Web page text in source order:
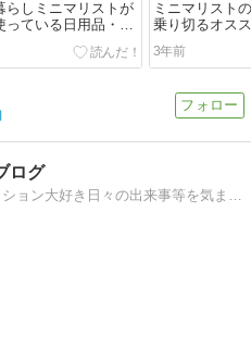
らしミニマリストが
っている日用品・消
とめ【新生活の買い
】
ミニマリスト
乗り切るオス
方法１０選【
約】
3年前
ログ
インテリアやグルメ、ファッション大好き日々の出来事等を気ままにＵＰしていきます